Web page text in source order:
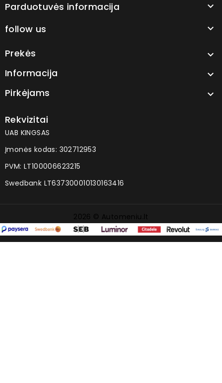
Parduotuvės informacija 
follow us 
Prekės 
Informacija 
Pirkėjams 
Rekvizitai
UAB KINGSAS
Įmonės kodas: 302712953
PVM: LT100006623215
Swedbank LT637300010130163416
2026 © Automeniu.lt